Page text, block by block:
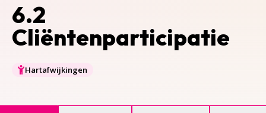
6.2
Cliëntenparticipatie
Hartafwijkingen